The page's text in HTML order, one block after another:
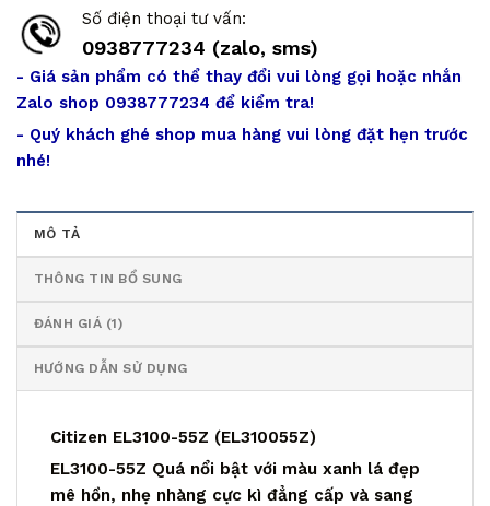
Số điện thoại tư vấn:
0938777234 (zalo, sms)
- Giá sản phẩm có thể thay đổi vui lòng gọi hoặc nhắn
Zalo shop 0938777234 để kiểm tra!
- Quý khách ghé shop mua hàng vui lòng đặt hẹn trước
nhé!
MÔ TẢ
THÔNG TIN BỔ SUNG
ĐÁNH GIÁ (1)
HƯỚNG DẪN SỬ DỤNG
Citizen EL3100-55Z (EL310055Z)
EL3100-55Z Quá nổi bật với màu xanh lá đẹp
mê hồn, nhẹ nhàng cực kì đẳng cấp và sang